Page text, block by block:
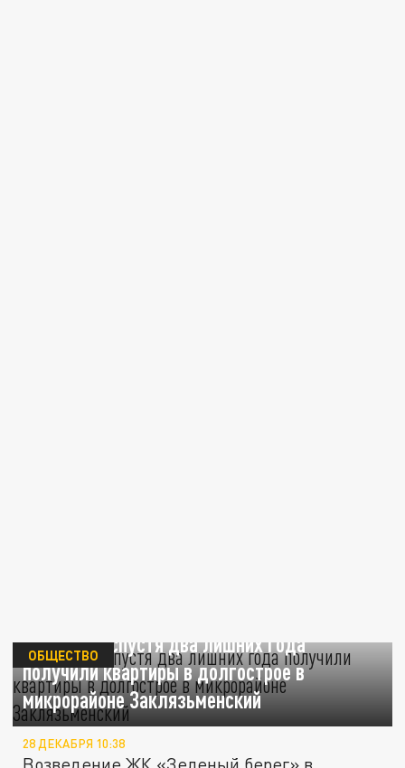
Дольщики спустя два лишних года
получили квартиры в долгострое в
микрорайоне Заклязьменский
ОБЩЕСТВО
28 ДЕКАБРЯ 10:38
Возведение ЖК «Зеленый берег» в